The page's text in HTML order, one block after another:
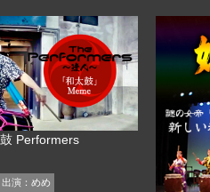
鼓 Performers
出演： めめ